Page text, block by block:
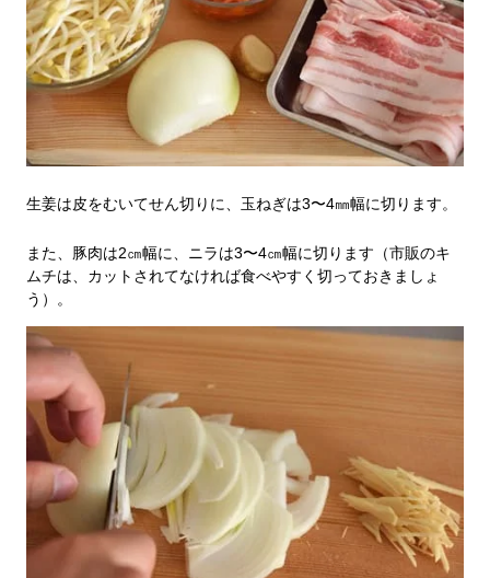
生姜は皮をむいてせん切りに、玉ねぎは3〜4㎜幅に切ります。
また、豚肉は2㎝幅に、ニラは3〜4㎝幅に切ります（市販のキ
ムチは、カットされてなければ食べやすく切っておきましょ
う）。